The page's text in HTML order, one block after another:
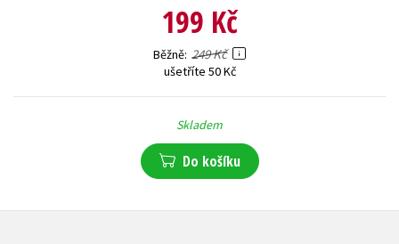
199 Kč
Běžně 249 Kč
ušetříte 50 Kč
Skladem
Do košíku